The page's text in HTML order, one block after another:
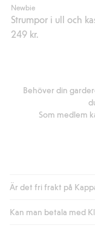
Newbie
249 kr.
Behöver din
Som medlem
Är det fri frakt på
Är du medlem i
Kan man betala med